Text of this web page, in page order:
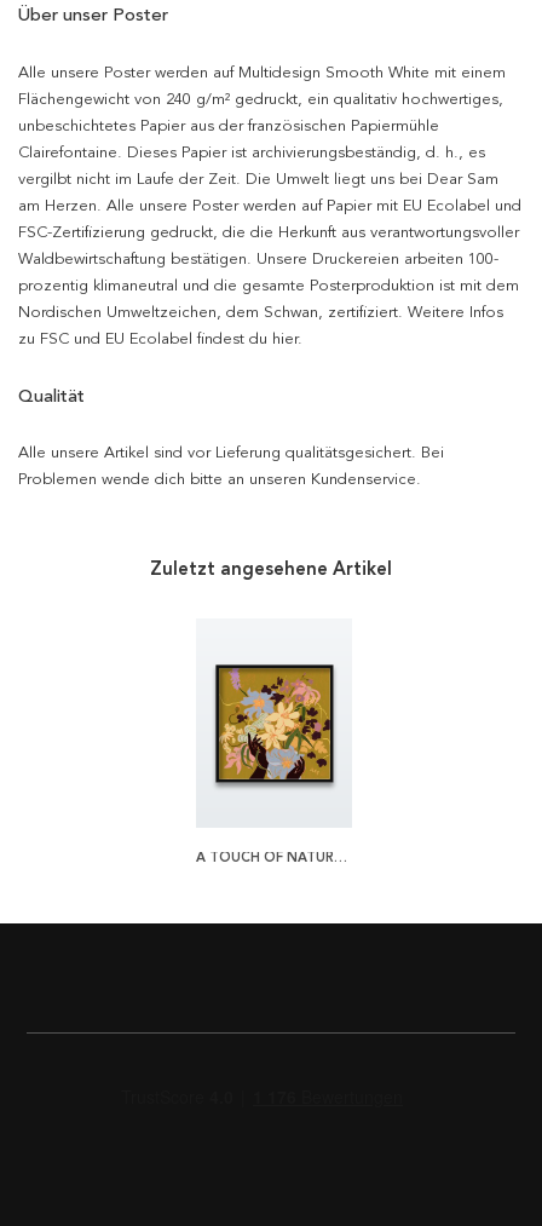
Über unser Poster
Alle unsere Poster werden auf Multidesign Smooth White mit einem
Flächengewicht von 240 g/m² gedruckt, ein qualitativ hochwertiges,
unbeschichtetes Papier aus der französischen Papiermühle
Clairefontaine. Dieses Papier ist archivierungsbeständig, d. h., es
vergilbt nicht im Laufe der Zeit. Die Umwelt liegt uns bei Dear Sam
am Herzen. Alle unsere Poster werden auf Papier mit EU Ecolabel und
FSC-Zertifizierung gedruckt, die die Herkunft aus verantwortungsvoller
Waldbewirtschaftung bestätigen. Unsere Druckereien arbeiten 100-
prozentig klimaneutral und die gesamte Posterproduktion ist mit dem
Nordischen Umweltzeichen, dem Schwan, zertifiziert. Weitere Infos
zu FSC und EU Ecolabel findest du hier.
Qualität
Alle unsere Artikel sind vor Lieferung qualitätsgesichert. Bei
Problemen wende dich bitte an unseren Kundenservice.
Zuletzt angesehene Artikel
A TOUCH OF NATURE POSTER